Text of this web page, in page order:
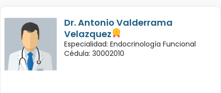
Dr. Antonio Valderrama
Velazquez
Especialidad: Endocrinología Funcional
Cédula: 30002010